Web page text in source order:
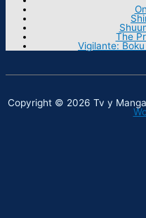
The
Vigilante:
Copyright © 2026 Tv y